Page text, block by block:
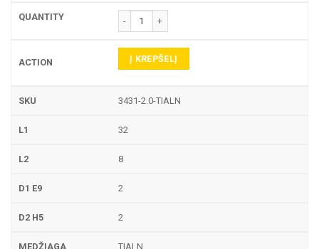
produkto kiekis: 3431 PIRŠTINĖ FREZA
Į KREPŠELĮ
3431-2.0-TIALN
32
8
2
2
TIALN